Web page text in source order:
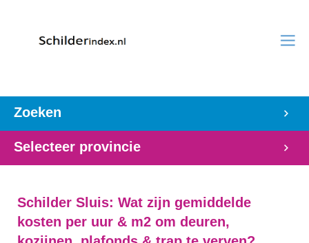
Zoeken
Selecteer provincie
Schilder Sluis: Wat zijn gemiddelde
kosten per uur & m2 om deuren,